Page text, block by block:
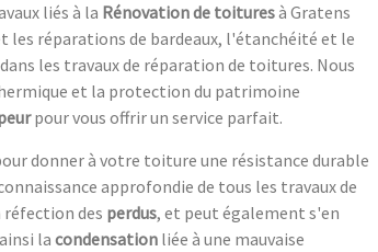
liés à la Rénovation de toituresà Gratens
les réparations de bardeaux, l'étanchéité et le
les travaux de réparation de toitures. Nous
et la protection du patrimoine
pour vous offrir un service parfait.
donner à votre toiture une résistance durable
approfondie de tous les travaux de
des perdus, et peut également s'en
la condensation liée à une mauvaise